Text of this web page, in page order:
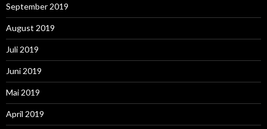
September 2019
August 2019
Juli 2019
Juni 2019
Mai 2019
April 2019